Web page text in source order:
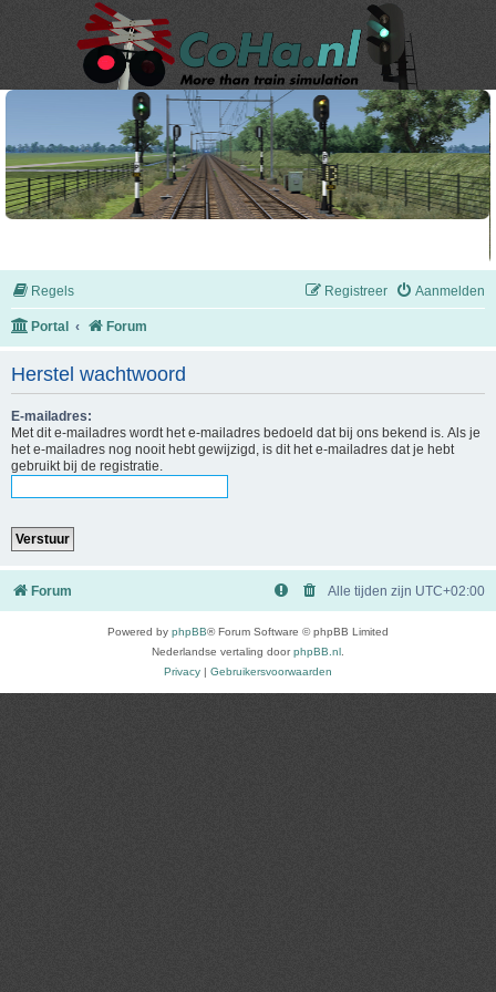
Regels Aanmelden
Registreer
Portal Forum
Herstel wachtwoord
E-mailadres:
Met dit e-mailadres wordt het e-mailadres bedoeld dat bij ons bekend is. Als je
het e-mailadres nog nooit hebt gewijzigd, is dit het e-mailadres dat je hebt
gebruikt bij de registratie.
Forum Alle tijden zijn UTC+02:00
Powered by phpBB® Forum Software © phpBB Limited
Nederlandse vertaling doorphpBB.nl
Privacy | Gebruikersvoorwaarden